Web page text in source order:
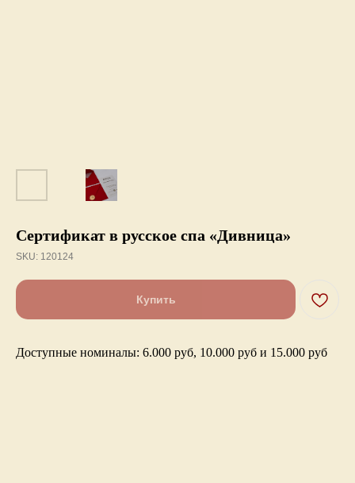
Сертификат в русское спа «Дивница»
SKU: 120124
Купить
Доступные номиналы: 6.000 руб, 10.000 руб и 15.000 руб